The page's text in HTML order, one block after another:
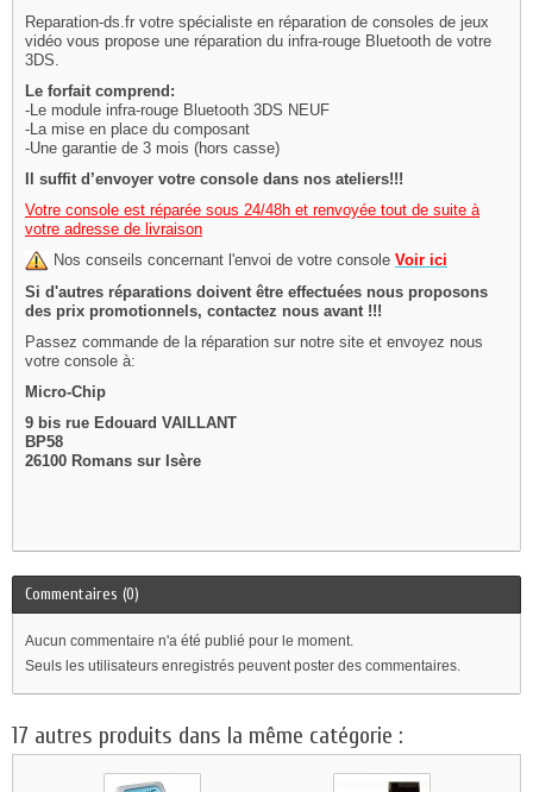
Reparation-ds.fr votre spécialiste en réparation de consoles de jeux
vidéo vous propose une réparation du infra-rouge Bluetooth de votre
3DS.
Le forfait comprend:
-Le module infra-rouge Bluetooth 3DS NEUF
-La mise en place du composant
-Une garantie de 3 mois (hors casse)
Il suffit d’envoyer votre console dans nos ateliers!!!
Votre console est réparée sous 24/48h et renvoyée tout de suite à
votre adresse de livraison
Nos conseils concernant l'envoi de votre console Voir ici
Si d'autres réparations doivent être effectuées nous proposons
des prix promotionnels, contactez nous avant !!!
Passez commande de la réparation sur notre site et envoyez nous
votre console à:
Micro-Chip
9 bis rue Edouard VAILLANT
BP58
26100 Romans sur Isère
Commentaires (0)
Aucun commentaire n'a été publié pour le moment.
Seuls les utilisateurs enregistrés peuvent poster des commentaires.
17 autres produits dans la même catégorie :